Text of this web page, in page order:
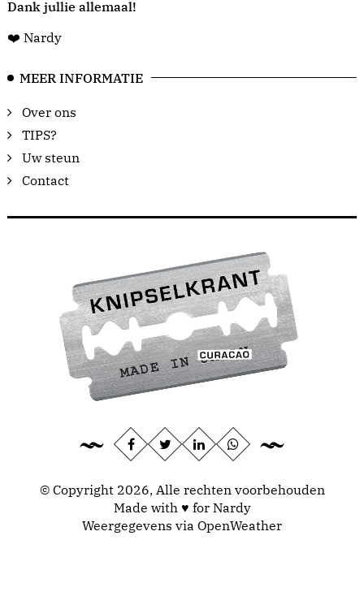
Dank jullie allemaal!
❤️ Nardy
MEER INFORMATIE
Over ons
TIPS?
Uw steun
Contact
© Copyright 2026, Alle rechten voorbehouden
Made with ♥ for Nardy
Weergegevens via OpenWeather